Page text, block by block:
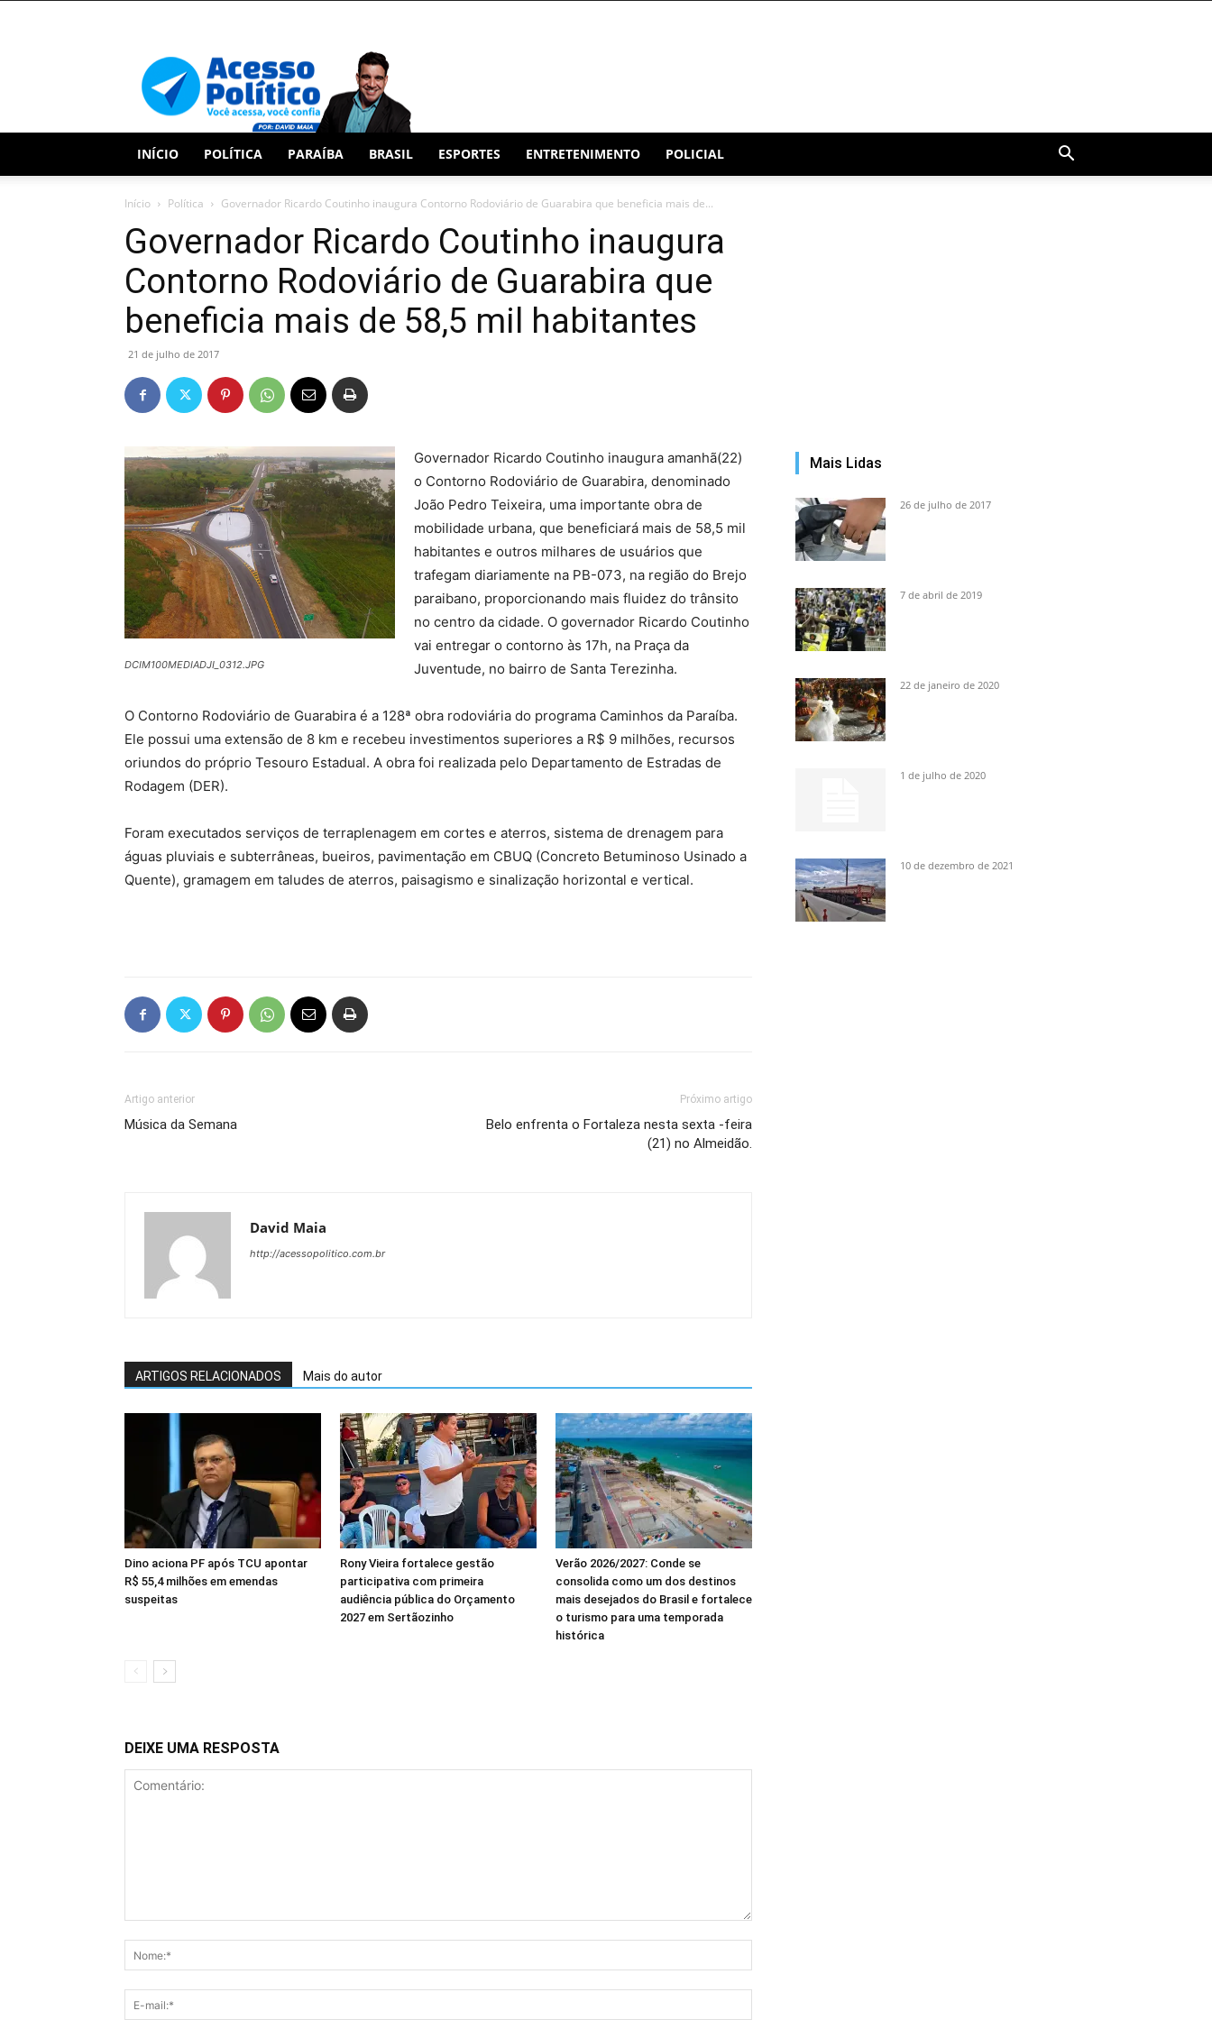
INÍCIO POLÍTICA PARAÍBA BRASIL ESPORTES ENTRETENIMENTO POLICIAL
Início Política Governador Ricardo Coutinho inaugura Contorno Rodoviário de Guarabira que beneficia mais de...
Governador Ricardo Coutinho inaugura
Contorno Rodoviário de Guarabira que
beneficia mais de 58,5 mil habitantes
21 de julho de 2017
DCIM100MEDIADJI_0312.JPG
Governador Ricardo Coutinho inaugura amanhã(22)
o Contorno Rodoviário de Guarabira, denominado
João Pedro Teixeira, uma importante obra de
mobilidade urbana, que beneficiará mais de 58,5 mil
habitantes e outros milhares de usuários que
trafegam diariamente na PB-073, na região do Brejo
paraibano, proporcionando mais fluidez do trânsito
no centro da cidade. O governador Ricardo Coutinho
vai entregar o contorno às 17h, na Praça da
Juventude, no bairro de Santa Terezinha.
O Contorno Rodoviário de Guarabira é a 128ª obra rodoviária do programa Caminhos da Paraíba.
Ele possui uma extensão de 8 km e recebeu investimentos superiores a R$ 9 milhões, recursos
oriundos do próprio Tesouro Estadual. A obra foi realizada pelo Departamento de Estradas de
Rodagem (DER).
Foram executados serviços de terraplenagem em cortes e aterros, sistema de drenagem para
águas pluviais e subterrâneas, bueiros, pavimentação em CBUQ (Concreto Betuminoso Usinado a
Quente), gramagem em taludes de aterros, paisagismo e sinalização horizontal e vertical.
Artigo anterior
Música da Semana
Próximo artigo
Belo enfrenta o Fortaleza nesta sexta -feira
(21) no Almeidão.
David Maia
http://acessopolitico.com.br
ARTIGOS RELACIONADOS Mais do autor
Dino aciona PF após TCU apontar
R$ 55,4 milhões em emendas
suspeitas
Rony Vieira fortalece gestão
participativa com primeira
audiência pública do Orçamento
2027 em Sertãozinho
Verão 2026/2027: Conde se
consolida como um dos destinos
mais desejados do Brasil e fortalece
o turismo para uma temporada
histórica
DEIXE UMA RESPOSTA
Mais Lidas
26 de julho de 2017
7 de abril de 2019
22 de janeiro de 2020
1 de julho de 2020
10 de dezembro de 2021